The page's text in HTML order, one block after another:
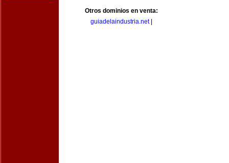
Otros dominios en venta:
guiadelaindustria.net|